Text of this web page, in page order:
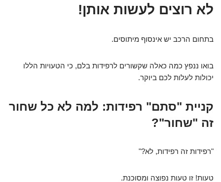
לא רוצים לעשות אותן!
בתחום הרכב יש אינסוף מיתוסים.
בואו ננפץ כמה כאלה שקשורים לרפידות בלם, כי הטעויות הללו
יכולות לעלות לכם ביוקר.
קניית "סתם" רפידות: למה לא כל שחור
זה "שחור"?
"רפידות זה רפידות, לא?"
טעות! זו טעות נפוצה ומסוכנת.